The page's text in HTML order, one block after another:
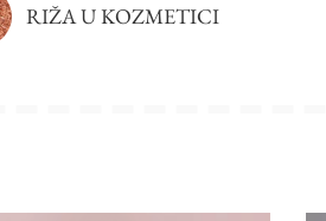
RIŽA U KOZMETICI